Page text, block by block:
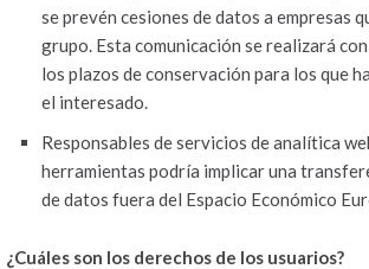
se prevén cesiones de datos a empresas
grupo. Esta comunicación se realizará
los plazos de conservación para los que
el interesado.
Responsables de servicios de analítica
herramientas podría implicar una
de datos fuera del Espacio Económico
¿Cuáles son los derechos de los usuarios?